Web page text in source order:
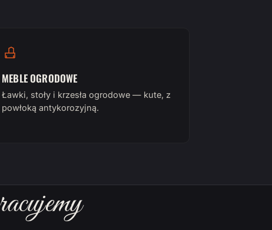
MEBLE OGRODOWE
Ławki, stoły i krzesła ogrodowe — kute, z
powłoką antykorozyjną.